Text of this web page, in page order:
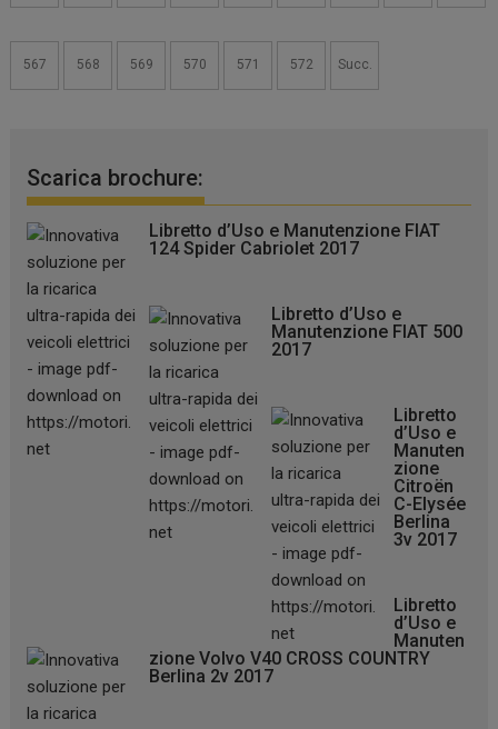
567 568 569 570 571 572 Succ.
Scarica brochure:
Libretto d’Uso e Manutenzione FIAT
124 Spider Cabriolet 2017
Libretto d’Uso e
Manutenzione FIAT 500
2017
Libretto
d’Uso e
Manuten
zione
Citroën
C-Elysée
Berlina
3v 2017
Libretto
d’Uso e
Manuten
zione Volvo V40 CROSS COUNTRY
Berlina 2v 2017